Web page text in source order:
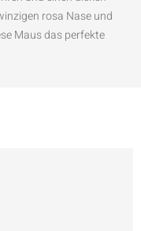
rosa Nase und
Maus das perfekte